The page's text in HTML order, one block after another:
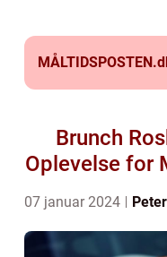
MÅLTIDSPOSTEN.
Brunch
Oplevelse for
07 januar 2024